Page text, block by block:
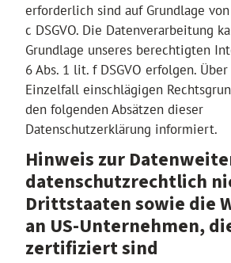
erforderlich sind auf Grundlage
c DSGVO. Die Datenverarbeitung
Grundlage unseres berechtigten
6 Abs. 1 lit. f DSGVO erfolgen.
Einzelfall einschlägigen
den folgenden Absätzen dieser
Datenschutzerklärung informiert.
Hinweis zur
datenschutzrechtlich
Drittstaaten sowie die
an US-Unternehmen,
zertifiziert sind